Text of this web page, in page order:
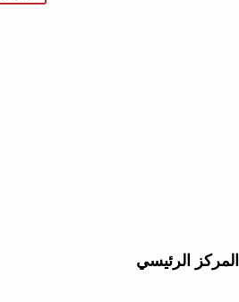
المركز الرئيسي